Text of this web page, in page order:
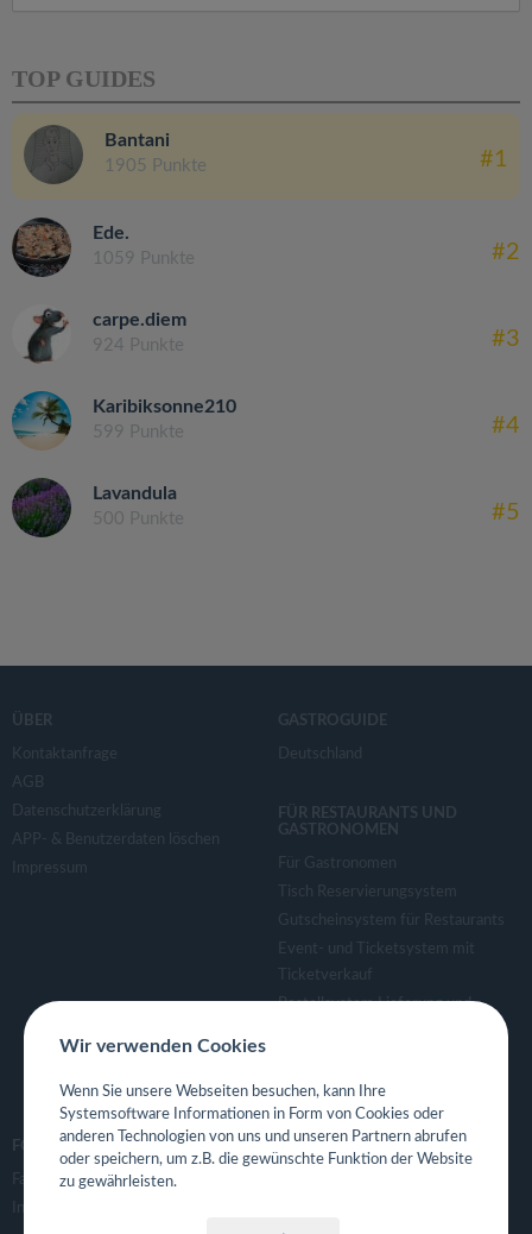
TOP GUIDES
Bantani
1905 Punkte #1
Ede.
1059 Punkte #2
carpe.diem
924 Punkte #3
Karibiksonne210
599 Punkte #4
Lavandula
500 Punkte #5
ÜBER
Kontaktanfrage
AGB
Datenschutzerklärung
APP- & Benutzerdaten löschen
Impressum
GASTROGUIDE
Deutschland
FÜR RESTAURANTS UND
GASTRONOMEN
Für Gastronomen
Tisch Reservierungsystem
Gutscheinsystem für Restaurants
Event- und Ticketsystem mit
Ticketverkauf
Bestellsystem Lieferung und
Eigene App für Restaurant
FOLGE UNS
Facebook
Instagram
Wir verwenden Cookies
Wenn Sie unsere Webseiten besuchen, kann Ihre
Systemsoftware Informationen in Form von Cookies oder
anderen Technologien von uns und unseren Partnern abrufen
oder speichern, um z.B. die gewünschte Funktion der Website
zu gewährleisten.